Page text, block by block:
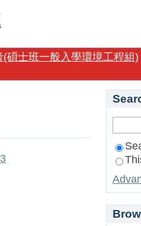
(碩士班一般入學環境工程組)